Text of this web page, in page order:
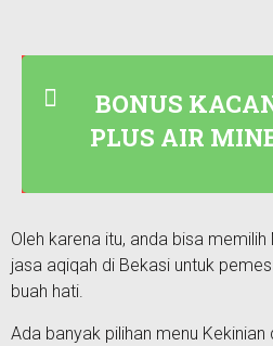
BONUS
PLUS AIR
Oleh karena itu, anda bisa
jasa aqiqah di Bekasi untuk
buah hati.
Ada banyak pilihan menu